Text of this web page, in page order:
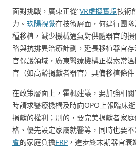
面對挑戰，廣東正從“VR虛擬實境技術
力。 玖陽視覺在技術層面，何建行團
種移植，減少機械通氣對供體器官的
略與抗排異治療計劃，延長移植器官
官保護領域，廣東醫療機構正摸索常
官（如高齡捐獻者器官）具備移植條件
在政策層面上，霍楓建議，要加強相
時請求醫療機構及時向OPO上報臨床
捐獻的權利；別的，要完美捐獻者家
格、優先設定家屬就醫等，同時也要
會的家庭負擔FRP ，進步終末期器官